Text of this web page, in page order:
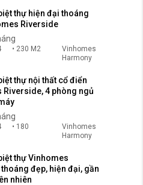
thự hiện đại thoáng
Riverside
• 230 M2
Vinhomes
Harmony
thự nội thất cổ điển
Riverside, 4 phòng ngủ
• 180
Vinhomes
Harmony
thự Vinhomes
đẹp, hiện đại, gần
nhiên